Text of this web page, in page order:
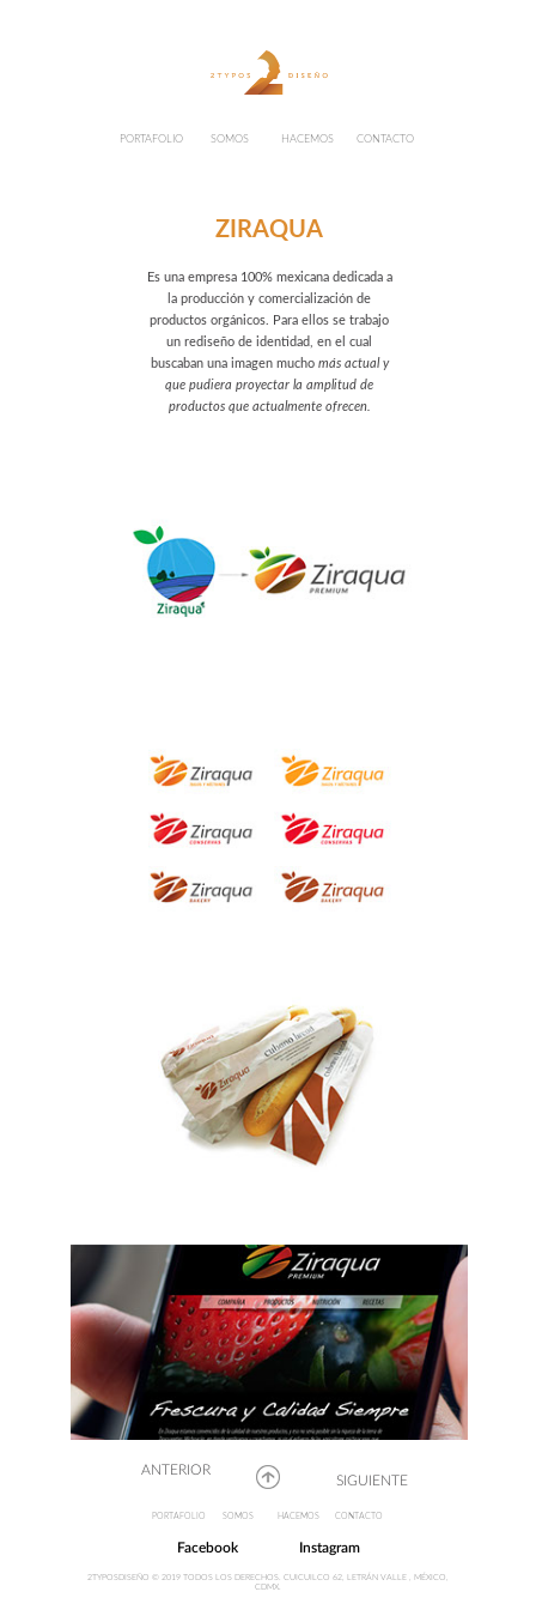
PORTAFOLIO SOMOS HACEMOS CONTACTO
ZIRAQUA
Es una empresa 100% mexicana dedicada a
la producción y comercialización de
productos orgánicos. Para ellos se trabajo
un rediseño de identidad, en el cual
buscaban una imagen mucho más actual y
que pudiera proyectar la amplitud de
productos que actualmente ofrecen.
ANTERIOR
SIGUIENTE
PORTAFOLIO SOMOS HACEMOS CONTACTO
Facebook Instagram
2TYPOSDISEÑO © 2019 TODOS LOS DERECHOS. CUICUILCO 62, LETRÁN VALLE , MÉXICO,
CDMX.